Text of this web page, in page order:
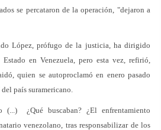
se percataron de la operación, "dejaron a
López, prófugo de la justicia, ha dirigido
en Venezuela, pero esta vez, refirió,
quien se autoproclamó en enero pasado
país suramericano.
(...) ¿Qué buscaban? ¿El enfrentamiento
venezolano, tras responsabilizar de los